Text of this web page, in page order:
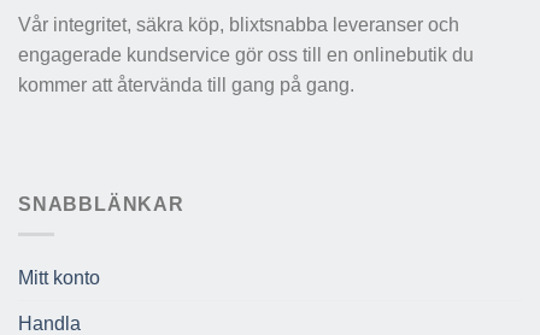
Vår integritet, säkra köp, blixtsnabba leveranser och
engagerade kundservice gör oss till en onlinebutik du
kommer att återvända till gang på gang.
SNABBLÄNKAR
Mitt konto
Handla